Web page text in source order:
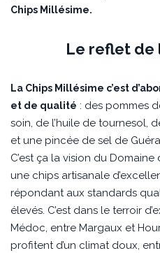
Chips Millésime.
Le reflet de
La Chips Millésime c’est
et de qualité : des pommes
soin, de l’huile de tournesol,
et une pincée de sel de
C’est ça la vision du
une chips artisanale
répondant aux standards
élevés. C’est dans le terroir
Médoc, entre Margaux et
profitent d’un climat doux,